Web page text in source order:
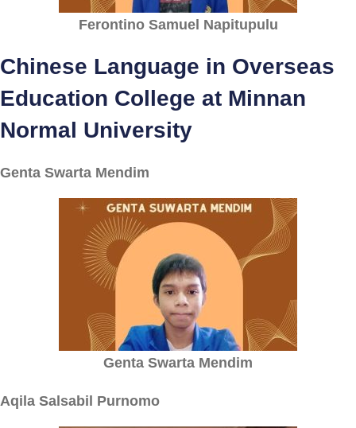
Ferontino Samuel Napitupulu
Chinese Language in Overseas
Education College at Minnan
Normal University
Genta Swarta Mendim
Genta Swarta Mendim
Aqila Salsabil Purnomo